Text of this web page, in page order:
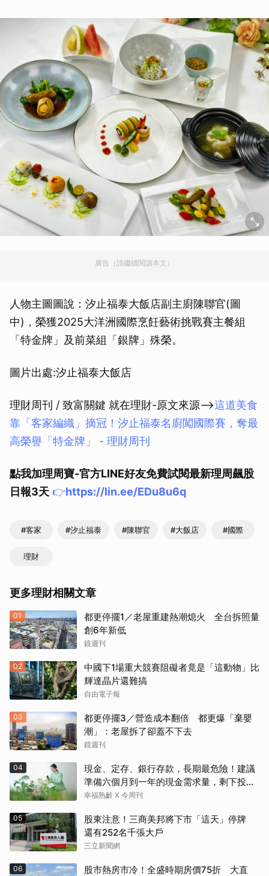
廣告（請繼續閱讀本文）
人物主圖圖說：汐止福泰大飯店副主廚陳聯官(圖
中)，榮獲2025大洋洲國際烹飪藝術挑戰賽主餐組
「特金牌」及前菜組「銀牌」殊榮。
圖片出處:汐止福泰大飯店
理財周刊 / 致富關鍵 就在理財-原文來源-->這道美食
靠「客家編織」摘冠！汐止福泰名廚闖國際賽，奪最
高榮譽「特金牌」 - 理財周刊
點我加理周寶-官方LINE好友免費試閱最新理周飆股
日報3天 👉https://lin.ee/EDu8u6q
#客家 #汐止福泰 #陳聯官 #大飯店 #國際
理財
更多理財相關文章
01
都更停擺1／老屋重建熱潮熄火 全台拆照量
創6年新低
鏡週刊
02
中國下1場重大競賽阻礙者竟是「這動物」比
輝達晶片還難搞
自由電子報
03
都更停擺3／營造成本翻倍 都更爆「棄嬰
潮」：老屋拆了卻蓋不下去
鏡週刊
04
現金、定存、銀行存款，長期最危險！建議
準備六個月到一年的現金需求量，剩下投資
這2個
幸福熟齡 X 今周刊
05
股東注意！三商美邦將下市「這天」停牌
還有252名千張大戶
三立新聞網
06
股市熱房市冷！全盛時期房價75折 大直